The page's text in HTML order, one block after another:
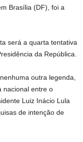
Brasília (DF), foi a
será a quarta tentativa
da República.
outra legenda,
nacional entre o
Luiz Inácio Lula
de intenção de